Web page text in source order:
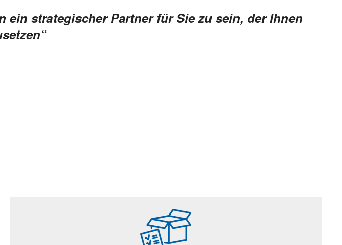
strategischer Partner für Sie zu sein, der Ihnen